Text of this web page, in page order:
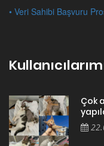
• Veri Sahibi Başvuru
Çok